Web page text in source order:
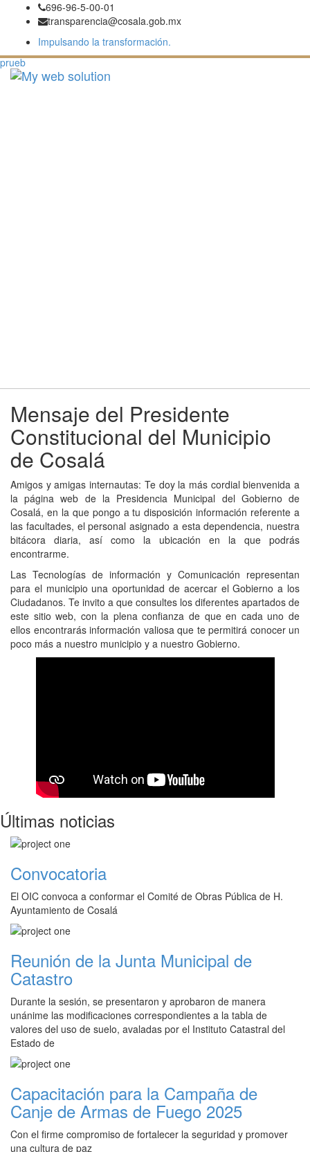
696-96-5-00-01
transparencia@cosala.gob.mx
Impulsando la transformación.
prueb
Mensaje del Presidente
Constitucional del Municipio
de Cosalá
Amigos y amigas internautas: Te doy la más cordial bienvenida a
la página web de la Presidencia Municipal del Gobierno de
Cosalá, en la que pongo a tu disposición información referente a
las facultades, el personal asignado a esta dependencia, nuestra
bitácora diaria, así como la ubicación en la que podrás
encontrarme.
Las Tecnologías de información y Comunicación representan
para el municipio una oportunidad de acercar el Gobierno a los
Ciudadanos. Te invito a que consultes los diferentes apartados de
este sitio web, con la plena confianza de que en cada uno de
ellos encontrarás información valiosa que te permitirá conocer un
poco más a nuestro municipio y a nuestro Gobierno.
Últimas noticias
Convocatoria
El OIC convoca a conformar el Comité de Obras Pública de H.
Ayuntamiento de Cosalá
Reunión de la Junta Municipal de
Catastro
Durante la sesión, se presentaron y aprobaron de manera
unánime las modificaciones correspondientes a la tabla de
valores del uso de suelo, avaladas por el Instituto Catastral del
Estado de
Capacitación para la Campaña de
Canje de Armas de Fuego 2025
Con el firme compromiso de fortalecer la seguridad y promover
una cultura de paz